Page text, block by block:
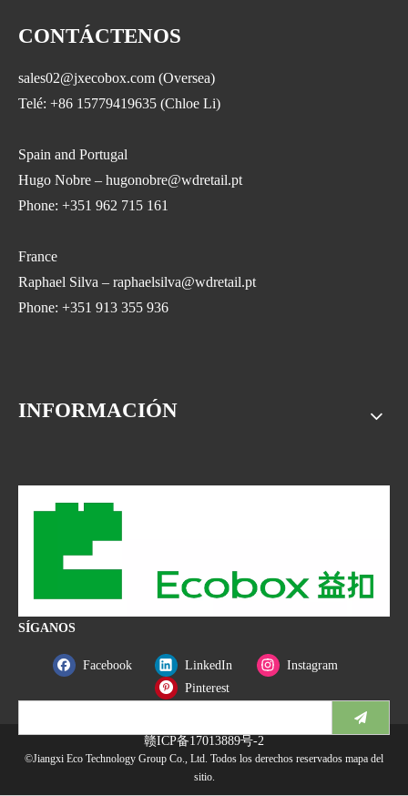
CONTÁCTENOS
sales02@jxecobox.com (Oversea)
Telé: +86 15779419635 (Chloe Li)
Spain and Portugal
Hugo Nobre – hugonobre@wdretail.pt
Phone: +351 962 715 161
France
Raphael Silva – raphaelsilva@wdretail.pt
Phone: +351 913 355 936
INFORMACIÓN
SÍGANOS
Facebook LinkedIn
Instagram
Pinterest
赣ICP备17013889号-2
©Jiangxi Eco Technology Group Co., Ltd. Todos los derechos reservados mapa del
sitio.